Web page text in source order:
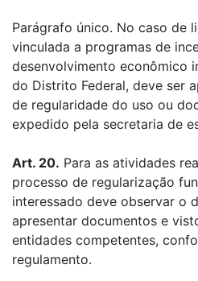
Parágrafo único. No caso de
vinculada a programas de
desenvolvimento econômico
do Distrito Federal, deve ser
de regularidade do uso ou
expedido pela secretaria de
Art. 20. Para as atividades
processo de regularização
interessado deve observar o
apresentar documentos e
entidades competentes,
regulamento.